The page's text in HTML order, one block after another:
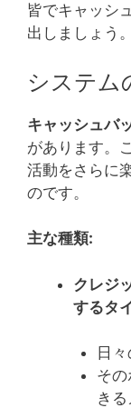
皆でキャッシ
出しましょう。
システム
キャッシュバ
があります。
活動をさらに
のです。
主な種類:
クレジ
するタ
日
そ
きる